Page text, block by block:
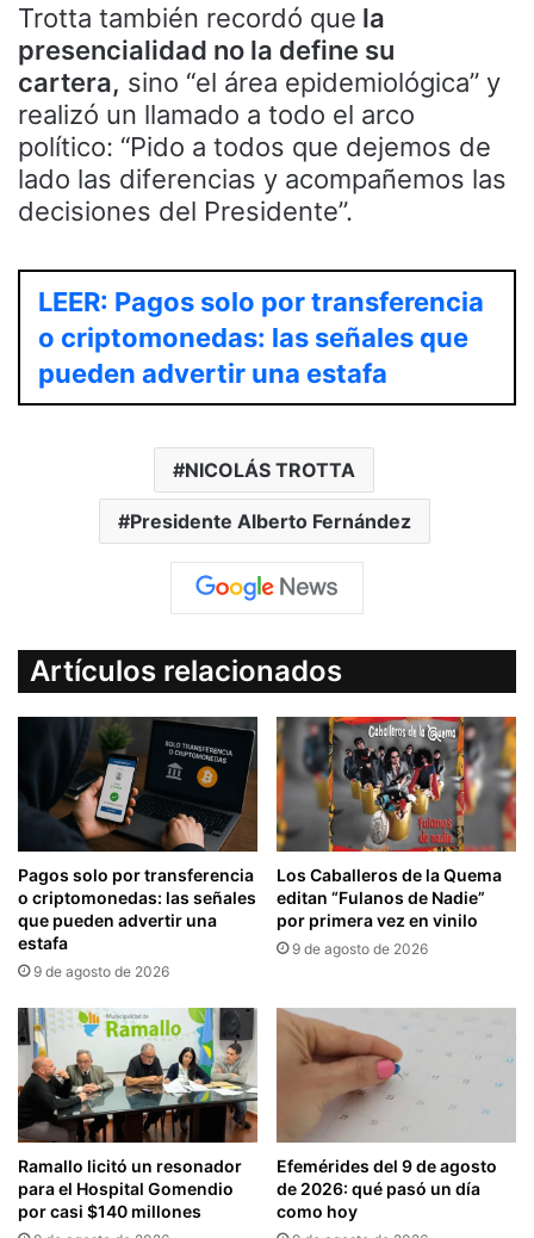
Trotta también recordó que la
presencialidad no la define su
cartera, sino “el área epidemiológica” y
realizó un llamado a todo el arco
político: “Pido a todos que dejemos de
lado las diferencias y acompañemos las
decisiones del Presidente”.
LEER: Pagos solo por transferencia
o criptomonedas: las señales que
pueden advertir una estafa
NICOLÁS TROTTA
Presidente Alberto Fernández
Artículos relacionados
Pagos solo por transferencia
o criptomonedas: las señales
que pueden advertir una
estafa
9 de agosto de 2026
Los Caballeros de la Quema
editan “Fulanos de Nadie”
por primera vez en vinilo
9 de agosto de 2026
Ramallo licitó un resonador
para el Hospital Gomendio
por casi $140 millones
Efemérides del 9 de agosto
de 2026: qué pasó un día
como hoy